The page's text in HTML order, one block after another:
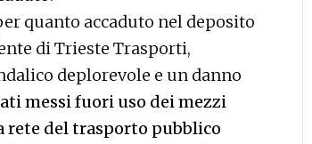
quanto accaduto nel deposito
di Trieste Trasporti,
deplorevole e un danno
messi fuori uso dei mezzi
del trasporto pubblico